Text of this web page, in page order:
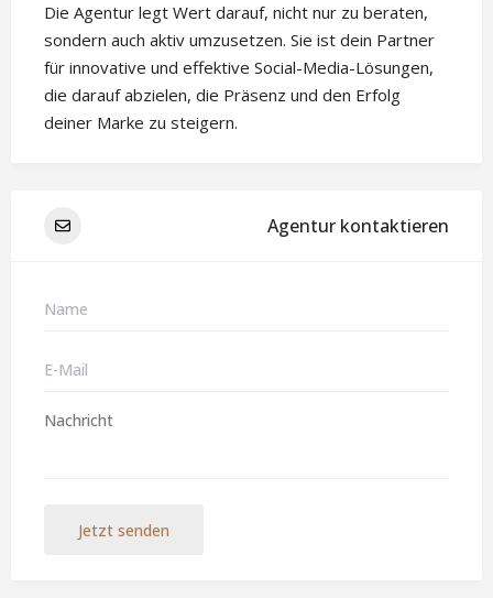
Die Agentur legt Wert darauf, nicht nur zu beraten,
sondern auch aktiv umzusetzen. Sie ist dein Partner
für innovative und effektive Social-Media-Lösungen,
die darauf abzielen, die Präsenz und den Erfolg
deiner Marke zu steigern.
Agentur kontaktieren
Jetzt senden